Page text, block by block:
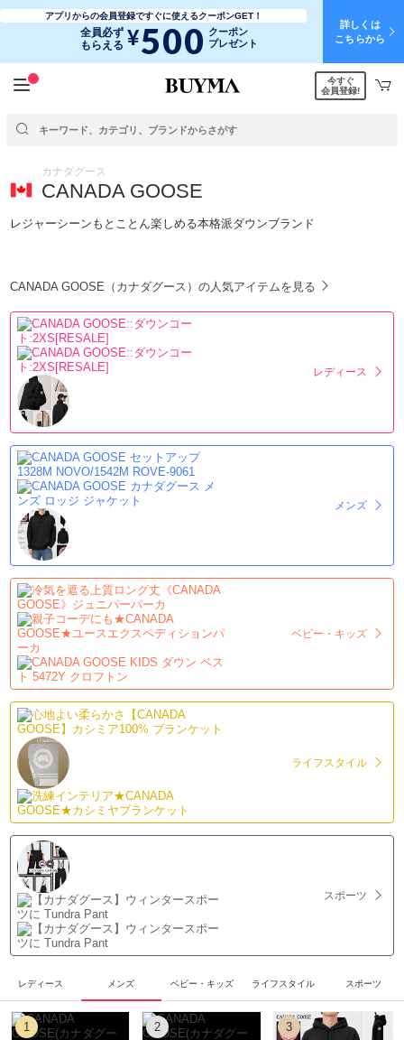
アプリからの会員登録ですぐに使えるクーポンGET！
全員必ず
もらえる ¥500 クーポン
プレゼント
詳しくは
こちらから
今すぐ
会員登録!
カナダグース
CANADA GOOSE
レジャーシーンもとことん楽しめる本格派ダウンブランド
CANADA GOOSE（カナダグース）の人気アイテムを見る
レディース
メンズ
ベビー・キッズ
ライフスタイル
スポーツ
レディース メンズ ベビー・キッズ ライフスタイル スポーツ
1 2 3